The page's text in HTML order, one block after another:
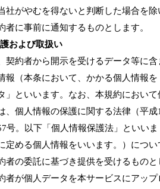
社がやむを得ないと判断した場合を除
者に事前に通知するものとします。
および取扱い
契約者から開示を受けるデータ等に含
報（本条において、かかる個人情報を
」といいます。なお、本規約において
、個人情報の保護に関する法律（平成
号。以下「個人情報保護法」といいま
定める個人情報をいいます。）につい
者の委託に基づき提供を受けるものと
者が個人データを本サービスにアップ